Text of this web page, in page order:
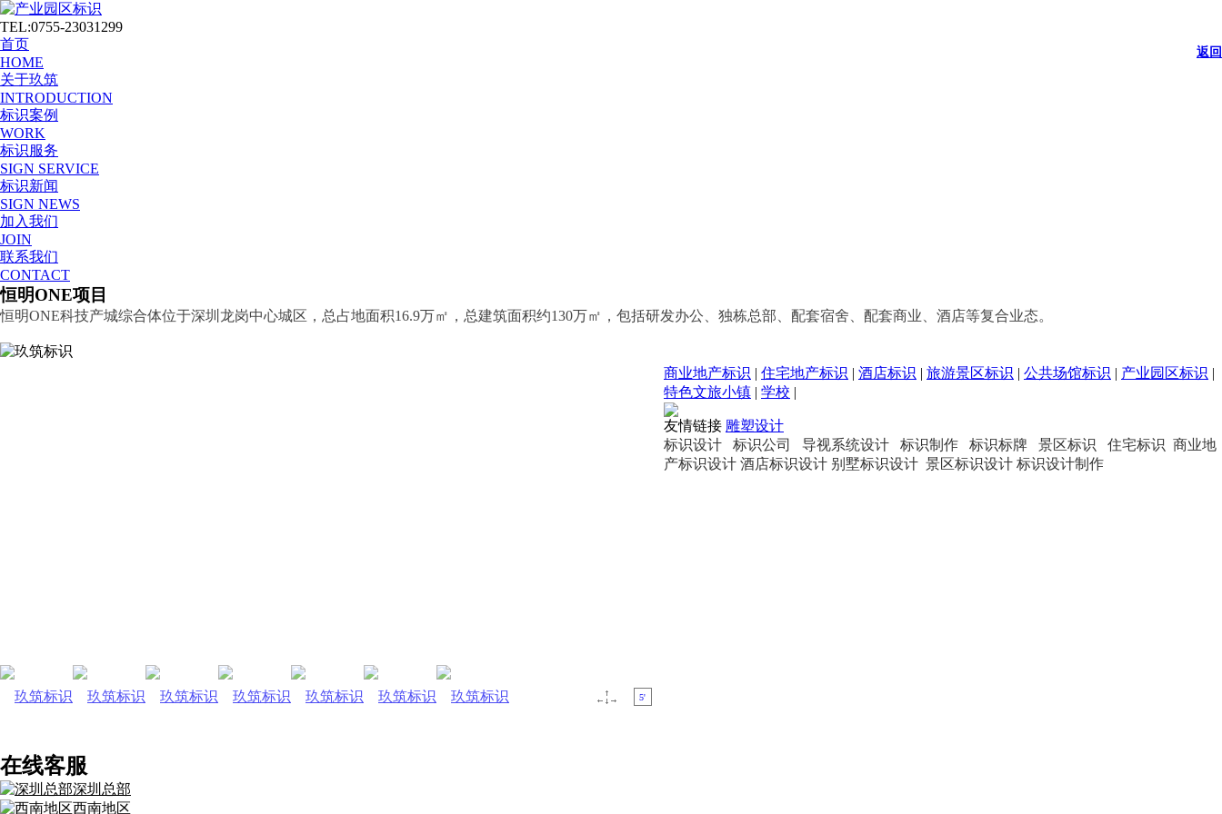
TEL:0755-23031299
返回
首页
HOME
关于玖筑
INTRODUCTION
标识案例
WORK
标识服务
SIGN SERVICE
标识新闻
SIGN NEWS
加入我们
JOIN
联系我们
CONTACT
恒明ONE项目
恒明ONE科技产城综合体位于深圳龙岗中心城区，总占地面积16.9万㎡，总建筑面积约130万㎡，包括研发办公、独栋总部、配套宿舍、配套商业、酒店等复合业态。
5'
商业地产标识 | 住宅地产标识 | 酒店标识 | 旅游景区标识 | 公共场馆标识 | 产业园区标识 |
特色文旅小镇 | 学校 |
友情链接 雕塑设计
标识设计 标识公司 导视系统设计 标识制作 标识标牌 景区标识 住宅标识 商业地
产标识设计 酒店标识设计 别墅标识设计 景区标识设计 标识设计制作
在线客服
深圳总部
西南地区